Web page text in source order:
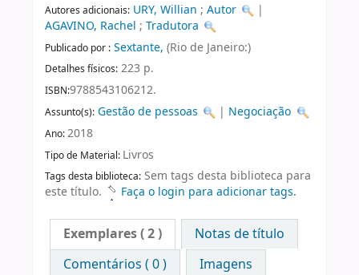
Autores adicionais: URY, Willian ; Autor
|
AGAVINO, Rachel ; Tradutora
Publicado por : Sextante, (Rio de Janeiro:)
Detalhes físicos: 223 p.
ISBN:9788543106212.
Assunto(s): Gestão de pessoas | Negociação
Ano:2018
Tipo de Material: Livros
Tags desta biblioteca: Sem tags desta biblioteca para
este título.
Faça o login para adicionar tags.
Exemplares( 2 )
Notas de título
Comentários ( 0 )
Imagens